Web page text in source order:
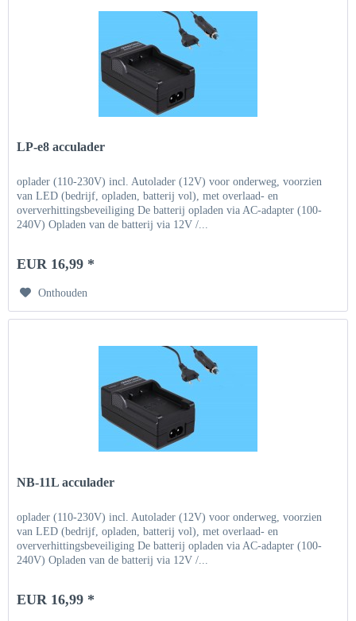
LP-e8 acculader
oplader (110-230V) incl. Autolader (12V) voor onderweg, voorzien
van LED (bedrijf, opladen, batterij vol), met overlaad- en
oververhittingsbeveiliging De batterij opladen via AC-adapter (100-
240V) Opladen van de batterij via 12V /...
EUR 16,99 *
Onthouden
NB-11L acculader
oplader (110-230V) incl. Autolader (12V) voor onderweg, voorzien
van LED (bedrijf, opladen, batterij vol), met overlaad- en
oververhittingsbeveiliging De batterij opladen via AC-adapter (100-
240V) Opladen van de batterij via 12V /...
EUR 16,99 *